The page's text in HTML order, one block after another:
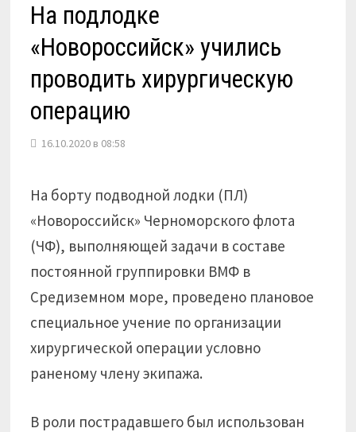
На подлодке
«Новороссийск» учились
проводить хирургическую
операцию
16.10.2020 в 08:58
На борту подводной лодки (ПЛ)
«Новороссийск» Черноморского флота
(ЧФ), выполняющей задачи в составе
постоянной группировки ВМФ в
Средиземном море, проведено плановое
специальное учение по организации
хирургической операции условно
раненому члену экипажа.
В роли пострадавшего был использован